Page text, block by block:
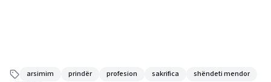
arsimim prindër profesion sakrifica
shëndeti mendor